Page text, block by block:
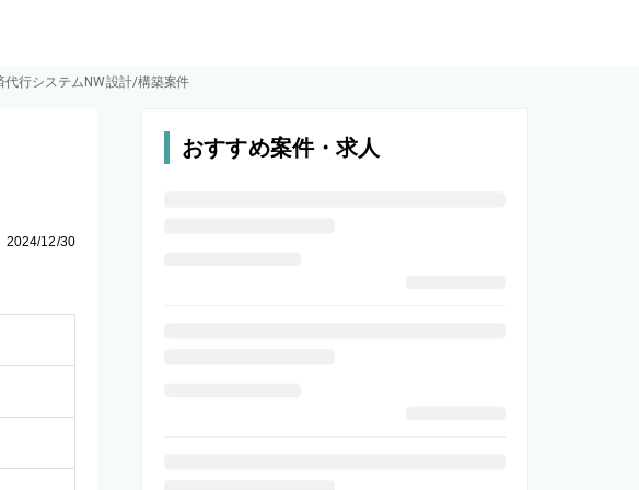
代行システムNW設計/構築案件
2024/12/30
おすすめ案件・求人